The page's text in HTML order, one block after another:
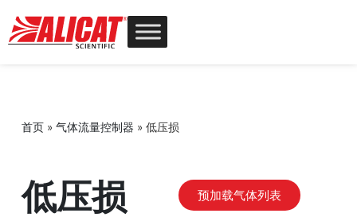
首页» 气体流量控制器 » 低压损
低压损 预加载气体列表